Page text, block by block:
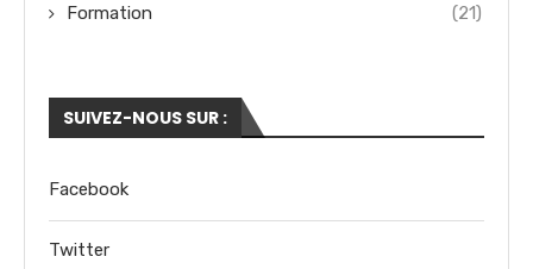
Formation (21)
SUIVEZ-NOUS SUR :
Facebook
Twitter